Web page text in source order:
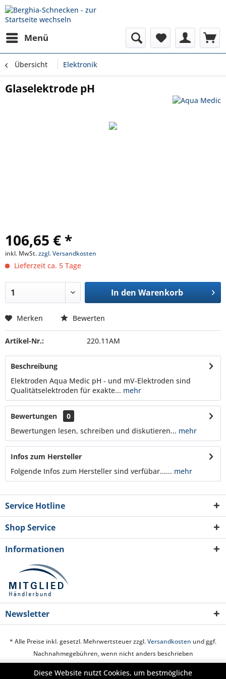
Menü
Übersicht Elektronik
Glaselektrode pH
106,65 € *
inkl. MwSt.zzgl. Versandkosten
Lieferzeit ca. 5 Tage
In den Warenkorb
Merken Bewerten
Artikel-Nr.: 220.11AM
Beschreibung
Elektroden Aqua Medic pH - und mV-Elektroden sind
Qualitätselektroden für exakte... mehr
Bewertungen
0
Bewertungen lesen, schreiben und diskutieren... mehr
Infos zum Hersteller
Folgende Infos zum Hersteller sind verfübar...... mehr
Service Hotline
Shop Service
Informationen
Newsletter
* Alle Preise inkl. gesetzl. Mehrwertsteuer zzgl.Versandkosten und ggf.
Nachnahmegebühren, wenn nicht anders beschrieben
Cookie-Einstellungen Über uns Hilfe / Support Kontakt
Diese Website nutzt Cookies, um bestmögliche